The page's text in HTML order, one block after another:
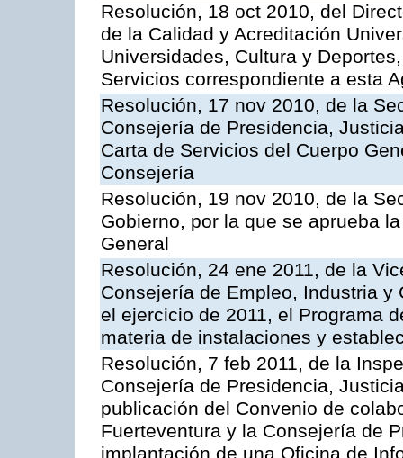
Resolución, 18 oct 2010, del
de la Calidad y Acreditación
Universidades, Cultura y
Servicios correspondiente a esta
Resolución, 17 nov 2010, de la
Consejería de Presidencia,
Carta de Servicios del Cuerpo
Consejería
Resolución, 19 nov 2010, de la
Gobierno, por la que se aprueba
General
Resolución, 24 ene 2011, de la
Consejería de Empleo, Industria
el ejercicio de 2011, el Programa
materia de instalaciones y
Resolución, 7 feb 2011, de la
Consejería de Presidencia,
publicación del Convenio de
Fuerteventura y la Consejería de